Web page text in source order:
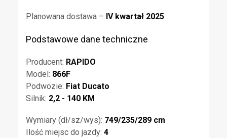
Planowana dostawa – IV kwartał 2025
Podstawowe dane techniczne
Producent: RAPIDO
Model: 866F
Podwozie: Fiat Ducato
Silnik: 2,2 - 140 KM
Wymiary (dł/sz/wys): 749/235/289 cm
Ilość miejsc do jazdy: 4